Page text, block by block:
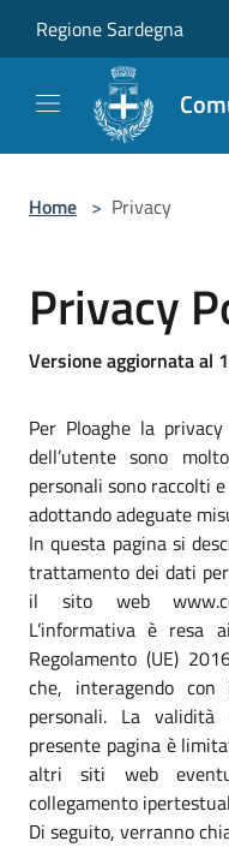
Regione Sardegna
Home > Privacy
Privacy
Versione aggiornata al
Per Ploaghe la
dell’utente sono
personali sono raccolti
adottando adeguate
In questa pagina si
trattamento dei dati
il sito web
L’informativa è
Regolamento (UE)
che, interagendo
personali. La validità
presente pagina è
altri siti web
collegamento
Di seguito, verranno